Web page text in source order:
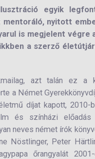
egyik
nyitott
is megjelent végre
a szerző
azt talán ez a
a Német
díjat kapott, 2010-
és színházi
neves német írók
Nöstlinger, Peter
őrangyalát